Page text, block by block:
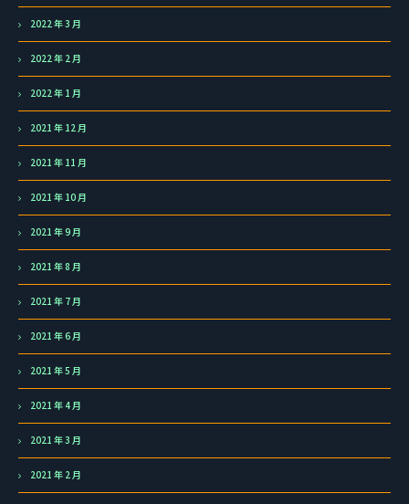
2022 年 3 月
2022 年 2 月
2022 年 1 月
2021 年 12 月
2021 年 11 月
2021 年 10 月
2021 年 9 月
2021 年 8 月
2021 年 7 月
2021 年 6 月
2021 年 5 月
2021 年 4 月
2021 年 3 月
2021 年 2 月